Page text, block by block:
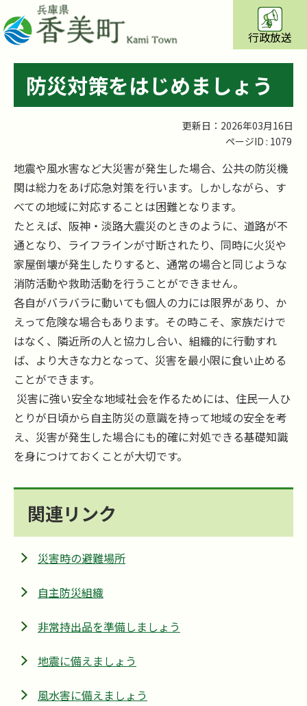
行政放送
防災対策をはじめましょう
更新日：2026年03月16日
ページID : 1079
地震や風水害など大災害が発生した場合、公共の防災機
関は総力をあげ応急対策を行います。しかしながら、す
べての地域に対応することは困難となります。
たとえば、阪神・淡路大震災のときのように、道路が不
通となり、ライフラインが寸断されたり、同時に火災や
家屋倒壊が発生したりすると、通常の場合と同じような
消防活動や救助活動を行うことができません。
各自がバラバラに動いても個人の力には限界があり、か
えって危険な場合もあります。その時こそ、家族だけで
はなく、隣近所の人と協力し合い、組織的に行動すれ
ば、より大きな力となって、災害を最小限に食い止める
ことができます。
災害に強い安全な地域社会を作るためには、住民一人ひ
とりが日頃から自主防災の意識を持って地域の安全を考
え、災害が発生した場合にも的確に対処できる基礎知識
を身につけておくことが大切です。
関連リンク
災害時の避難場所
自主防災組織
非常持出品を準備しましょう
地震に備えましょう
風水害に備えましょう